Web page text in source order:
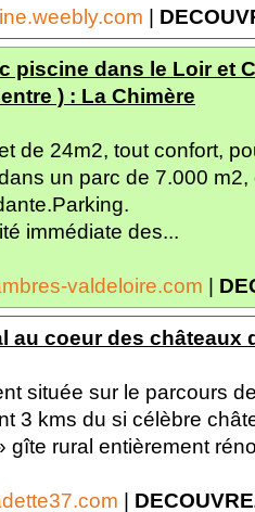
|
piscine dans le Loir et
) : La Chimère
de 24m2, tout confort,
un parc de 7.000
immédiate des...
valdeloire.com |
au coeur des châteaux
située sur le parcours
3 kms du si célèbre
gîte rural entièrement
|